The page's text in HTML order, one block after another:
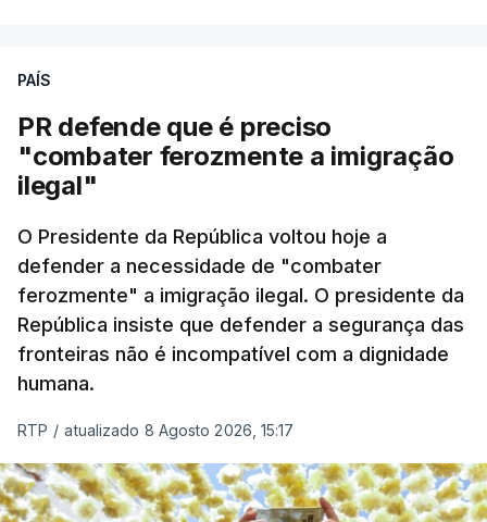
PAÍS
PR defende que é preciso
"combater ferozmente a imigração
ilegal"
O Presidente da República voltou hoje a
defender a necessidade de "combater
ferozmente" a imigração ilegal. O presidente da
República insiste que defender a segurança das
fronteiras não é incompatível com a dignidade
humana.
RTP / atualizado 8 Agosto 2026, 15:17